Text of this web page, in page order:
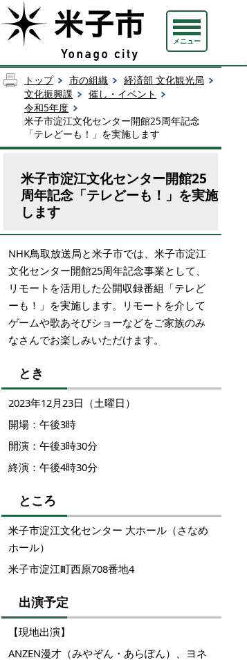
メニュー
トップ 市の組織
経済部 文化観光局
文化振興課
催し・イベント
令和5年度
米子市淀江文化センター開館25周年記念
「テレどーも！」を実施します
米子市淀江文化センター開館25
周年記念「テレどーも！」を実施
します
NHK鳥取放送局と米子市では、米子市淀江
文化センター開館25周年記念事業として、
リモートを活用した公開収録番組「テレど
ーも！」を実施します。リモートを介して
ゲームや歌あそびショーなどをご家族のみ
なさんでお楽しみいただけます。
とき
2023年12月23日（土曜日）
開場：午後3時
開演：午後3時30分
終演：午後4時30分
ところ
米子市淀江文化センター 大ホール（さなめ
ホール）
米子市淀江町西原708番地4
出演予定
【現地出演】
ANZEN漫才（みやぞん・あらぽん）、ヨネ